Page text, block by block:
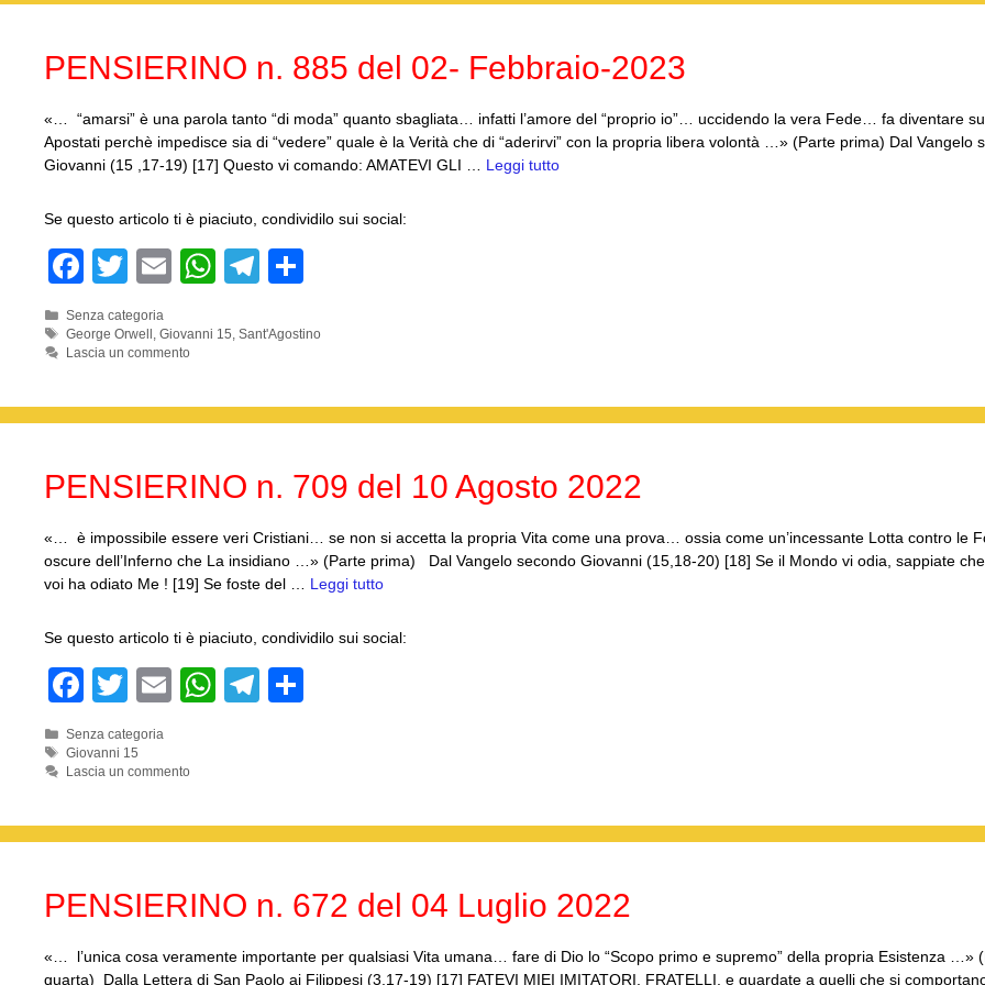
o
p
PENSIERINO n. 885 del 02- Febbraio-2023
«… “amarsi” è una parola tanto “di moda” quanto sbagliata… infatti l’amore del “proprio io”… uccidendo la vera Fede… fa diventare
Apostati perchè impedisce sia di “vedere” quale è la Verità che di “aderirvi” con la propria libera volontà …» (Parte prima) Dal Vangelo
Giovanni (15 ,17-19) [17] Questo vi comando: AMATEVI GLI … Leggi tutto
Se questo articolo ti è piaciuto, condividilo sui social:
F
c
b
o
T
wi
tt
E
ail
W
at
A
p
T
e
a
n
vi
Categorie
Senza categoria
Tag
George Orwell,Giovanni 15,Sant'Agostino
Lascia un commento
PENSIERINO n. 709 del 10 Agosto 2022
«… è impossibile essere veri Cristiani… se non si accetta la propria Vita come una prova… ossia come un’incessante Lotta contro le
oscure dell’Inferno che La insidiano …» (Parte prima) Dal Vangelo secondo Giovanni (15,18-20) [18] Se il Mondo vi odia, sappiate
voi ha odiato Me ! [19] Se foste del … Leggi tutto
Se questo articolo ti è piaciuto, condividilo sui social:
F
c
b
o
T
wi
tt
E
W
A
p
T
a
vi
Categorie
Senza categoria
Tag
Giovanni 15
Lascia un commento
PENSIERINO n. 672 del 04 Luglio 2022
«… l’unica cosa veramente importante per qualsiasi Vita umana… fare di Dio lo “Scopo primo e supremo” della propria Esistenza …»
quarta) Dalla Lettera di San Paolo ai Filippesi (3,17-19) [17] FATEVI MIEI IMITATORI, FRATELLI, e guardate a quelli che si